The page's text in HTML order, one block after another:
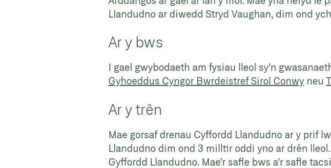
Llandudno ar diwedd Stryd Vaughan, dim ond
Ar y bws
I gael gwybodaeth am fysiau lleol sy’n
Gyhoeddus Cyngor Bwrdeistref Sirol Conwy neu
Ar y trên
Mae gorsaf drenau Cyffordd Llandudno ar y prif
Llandudno dim ond 3 milltir oddi yno ar drên
Gyffordd Llandudno. Mae’r safle bws a’r safle